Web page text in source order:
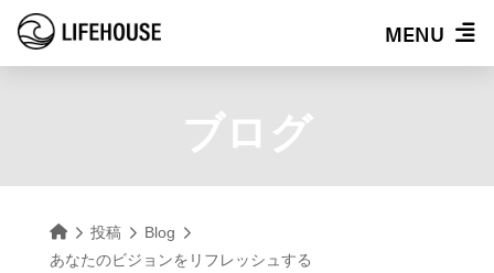
MENU
ブログ
Home投稿
Blog
あなたのビジョンをリフレッシュする